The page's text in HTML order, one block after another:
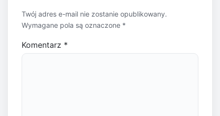
Twój adres e-mail nie zostanie opublikowany.
Wymagane pola są oznaczone *
Komentarz *